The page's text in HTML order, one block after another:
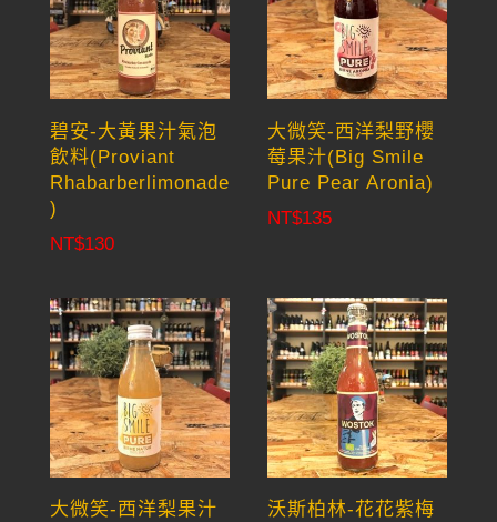
碧安-大黃果汁氣泡
飲料(Proviant
Rhabarberlimonade
)
NT$130
大微笑-西洋梨野櫻
莓果汁(Big Smile
Pure Pear Aronia)
NT$135
大微笑-西洋梨果汁
沃斯柏林-花花紫梅